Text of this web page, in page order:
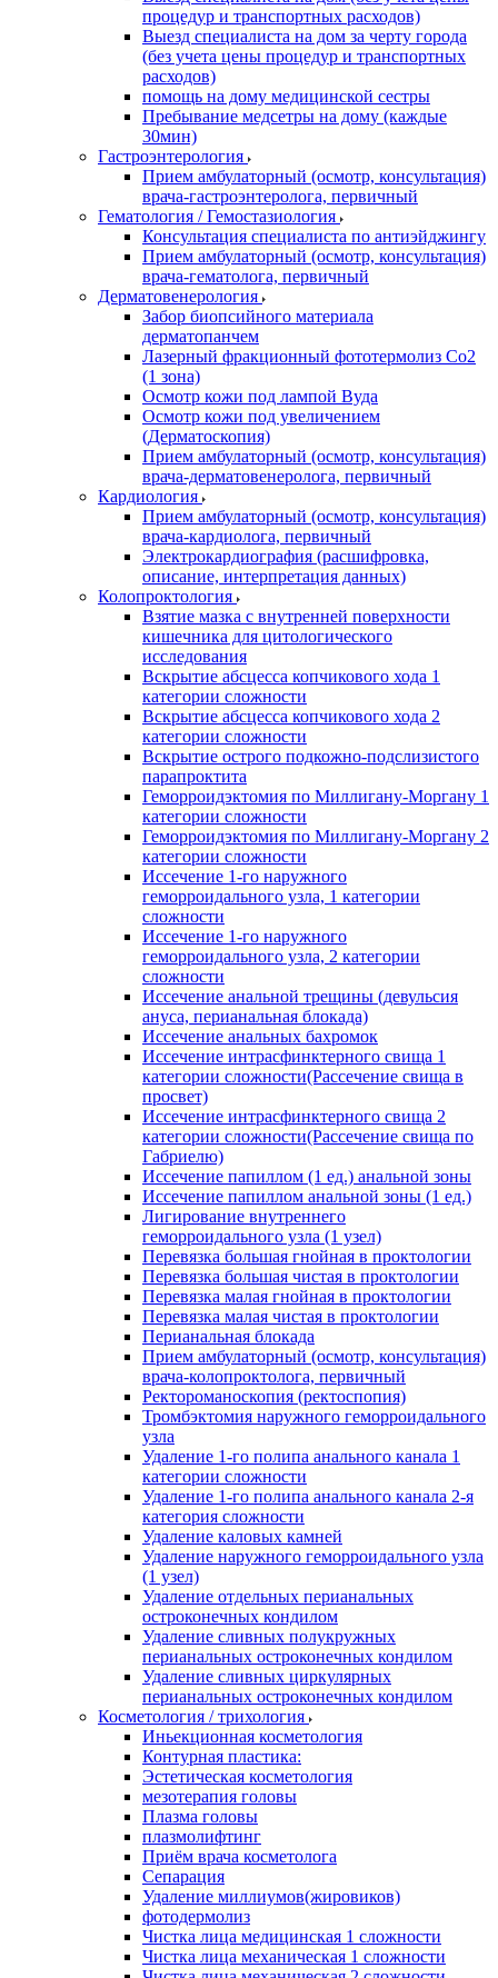
процедур и транспортных расходов)
Выезд специалиста на дом за черту города
(без учета цены процедур и транспортных
расходов)
помощь на дому медицинской сестры
Пребывание медсетры на дому (каждые
30мин)
Гастроэнтерология
Прием амбулаторный (осмотр, консультация)
врача-гастроэнтеролога, первичный
Гематология / Гемостазиология
Консультация специалиста по антиэйджингу
Прием амбулаторный (осмотр, консультация)
врача-гематолога, первичный
Дерматовенерология
Забор биопсийного материала
дерматопанчем
Лазерный фракционный фототермолиз Со2
(1 зона)
Осмотр кожи под лампой Вуда
Осмотр кожи под увеличением
(Дерматоскопия)
Прием амбулаторный (осмотр, консультация)
врача-дерматовенеролога, первичный
Кардиология
Прием амбулаторный (осмотр, консультация)
врача-кардиолога, первичный
Электрокардиография (расшифровка,
описание, интерпретация данных)
Колопроктология
Взятие мазка с внутренней поверхности
кишечника для цитологического
исследования
Вскрытие абсцесса копчикового хода 1
категории сложности
Вскрытие абсцесса копчикового хода 2
категории сложности
Вскрытие острого подкожно-подслизистого
парапроктита
Геморроидэктомия по Миллигану-Моргану 1
категории сложности
Геморроидэктомия по Миллигану-Моргану 2
категории сложности
Иссечение 1-го наружного
геморроидального узла, 1 категории
сложности
Иссечение 1-го наружного
геморроидального узла, 2 категории
сложности
Иссечение анальной трещины (девульсия
ануса, перианальная блокада)
Иссечение анальных бахромок
Иссечение интрасфинктерного свища 1
категории сложности(Рассечение свища в
просвет)
Иссечение интрасфинктерного свища 2
категории сложности(Рассечение свища по
Габриелю)
Иссечение папиллом (1 ед.) анальной зоны
Иссечение папиллом анальной зоны (1 ед.)
Лигирование внутреннего
геморроидального узла (1 узел)
Перевязка большая гнойная в проктологии
Перевязка большая чистая в проктологии
Перевязка малая гнойная в проктологии
Перевязка малая чистая в проктологии
Перианальная блокада
Прием амбулаторный (осмотр, консультация)
врача-колопроктолога, первичный
Ректороманоскопия (ректоспопия)
Тромбэктомия наружного геморроидального
узла
Удаление 1-го полипа анального канала 1
категории сложности
Удаление 1-го полипа анального канала 2-я
категория сложности
Удаление каловых камней
Удаление наружного геморроидального узла
(1 узел)
Удаление отдельных перианальных
остроконечных кондилом
Удаление сливных полукружных
перианальных остроконечных кондилом
Удаление сливных циркулярных
перианальных остроконечных кондилом
Косметология / трихология
Иньекционная косметология
Контурная пластика:
Эстетическая косметология
мезотерапия головы
Плазма головы
плазмолифтинг
Приём врача косметолога
Сепарация
Удаление миллиумов(жировиков)
фотодермолиз
Чистка лица медицинская 1 сложности
Чистка лица механическая 1 сложности